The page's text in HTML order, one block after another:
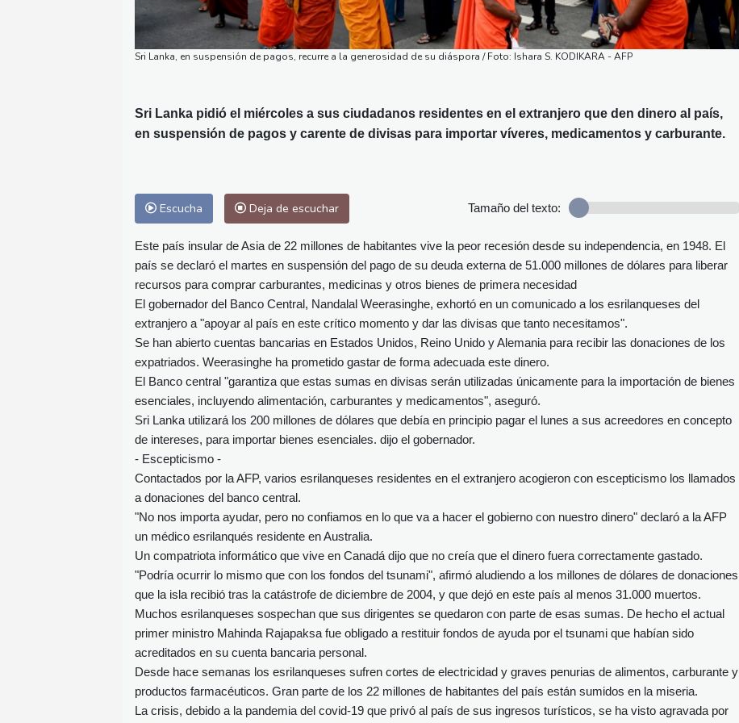
Sri Lanka, en suspensión de pagos, recurre a la generosidad de su diáspora / Foto: Ishara S. KODIKARA - AFP
Sri Lanka pidió el miércoles a sus ciudadanos residentes en el extranjero que den dinero al país,
en suspensión de pagos y carente de divisas para importar víveres, medicamentos y carburante.
Escucha Deja de escuchar Tamaño del texto:
Este país insular de Asia de 22 millones de habitantes vive la peor recesión desde su independencia, en 1948. El
país se declaró el martes en suspensión del pago de su deuda externa de 51.000 millones de dólares para liberar
recursos para comprar carburantes, medicinas y otros bienes de primera necesidad
El gobernador del Banco Central, Nandalal Weerasinghe, exhortó en un comunicado a los esrilanqueses del
extranjero a "apoyar al país en este crítico momento y dar las divisas que tanto necesitamos".
Se han abierto cuentas bancarias en Estados Unidos, Reino Unido y Alemania para recibir las donaciones de los
expatriados. Weerasinghe ha prometido gastar de forma adecuada este dinero.
El Banco central "garantiza que estas sumas en divisas serán utilizadas únicamente para la importación de bienes
esenciales, incluyendo alimentación, carburantes y medicamentos", aseguró.
Sri Lanka utilizará los 200 millones de dólares que debía en principio pagar el lunes a sus acreedores en concepto
de intereses, para importar bienes esenciales. dijo el gobernador.
- Escepticismo -
Contactados por la AFP, varios esrilanqueses residentes en el extranjero acogieron con escepticismo los llamados
a donaciones del banco central.
"No nos importa ayudar, pero no confiamos en lo que va a hacer el gobierno con nuestro dinero" declaró a la AFP
un médico esrilanqués residente en Australia.
Un compatriota informático que vive en Canadá dijo que no creía que el dinero fuera correctamente gastado.
"Podría ocurrir lo mismo que con los fondos del tsunami", afirmó aludiendo a los millones de dólares de donaciones
que la isla recibió tras la catástrofe de diciembre de 2004, y que dejó en este país al menos 31.000 muertos.
Muchos esrilanqueses sospechan que sus dirigentes se quedaron con parte de esas sumas. De hecho el actual
primer ministro Mahinda Rajapaksa fue obligado a restituir fondos de ayuda por el tsunami que habían sido
acreditados en su cuenta bancaria personal.
Desde hace semanas los esrilanqueses sufren cortes de electricidad y graves penurias de alimentos, carburante y
productos farmacéuticos. Gran parte de los 22 millones de habitantes del país están sumidos en la miseria.
La crisis, debido a la pandemia del covid-19 que privó al país de sus ingresos turísticos, se ha visto agravada por